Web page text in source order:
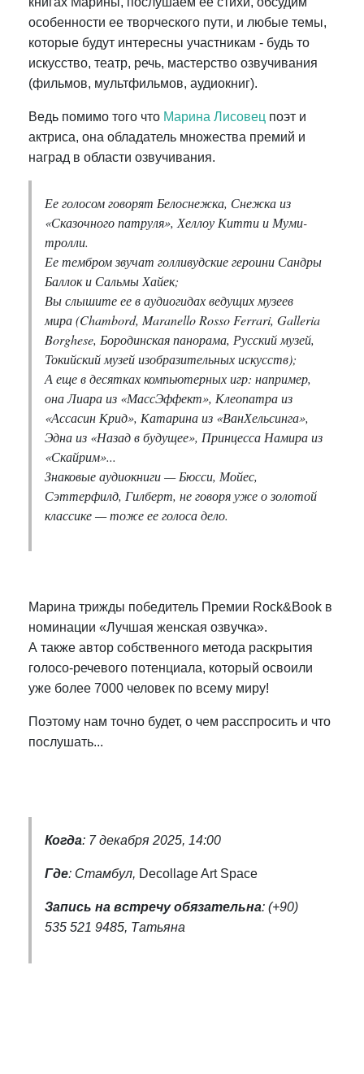
особенности ее творческого пути, и любые темы,
которые будут интересны участникам - будь то
искусство, театр, речь, мастерство озвучивания
(фильмов, мультфильмов, аудиокниг).
Ведь помимо того что Марина Лисовец поэт и
актриса, она обладатель множества премий и
наград в области озвучивания.
Ее голосом говорят Белоснежка, Снежка из
«Сказочного патруля», Хеллоу Китти и Муми-
тролли.
Ее тембром звучат голливудские героини Сандры
Баллок и Сальмы Хайек;
Вы слышите ее в аудиогидах ведущих музеев
мира (Chambord, Maranello Rosso Ferrari, Galleria
Borghese, Бородинская панорама, Русский музей,
Токийский музей изобразительных искусств);
А еще в десятках компьютерных игр: например,
она Лиара из «МассЭффект», Клеопатра из
«Ассасин Крид», Катарина из «ВанХельсинга»,
Эдна из «Назад в будущее», Принцесса Намира из
«Скайрим»...
Знаковые аудиокниги — Бюсси, Мойес,
Сэттерфилд, Гилберт, не говоря уже о золотой
классике — тоже ее голоса дело.
Марина трижды победитель Премии Rock&Book в
номинации «Лучшая женская озвучка».
А также автор собственного метода раскрытия
голосо-речевого потенциала, который освоили
уже более 7000 человек по всему миру!
Поэтому нам точно будет, о чем расспросить и что
послушать...
Когда: 7 декабря 2025, 14:00
Где: Стамбул, Decollage Art Space
Запись на встречу обязательна: (+90)
535 521 9485, Татьяна